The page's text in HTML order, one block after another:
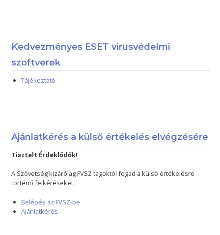
Kedvezményes ESET vírusvédelmi
szoftverek
Tájékoztató
Ajánlatkérés a külső értékelés elvégzésére
Tisztelt Érdeklődők!
A Szövetség kizárólag FVSZ tagoktól fogad a külső értékelésre
történő felkéréseket.
Belépés az FVSZ-be
Ajánlatkérés